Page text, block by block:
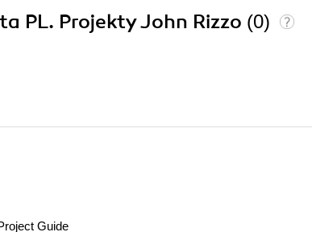
PL. Projekty John Rizzo (0)
Guide